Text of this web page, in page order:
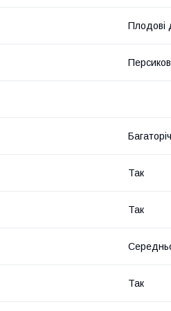
Плодові
Так
Так
Так